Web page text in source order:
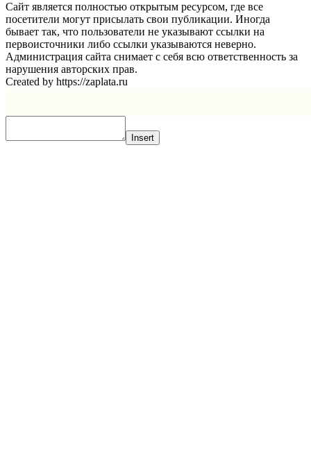
Сайт является полностью открытым ресурсом, где все
посетители могут присылать свои публикации. Иногда
бывает так, что пользователи не указывают ссылки на
первоисточники либо ссылки указываются неверно.
Администрация сайта снимает с себя всю ответственность за
нарушения авторских прав.
Created by https://zaplata.ru
Insert